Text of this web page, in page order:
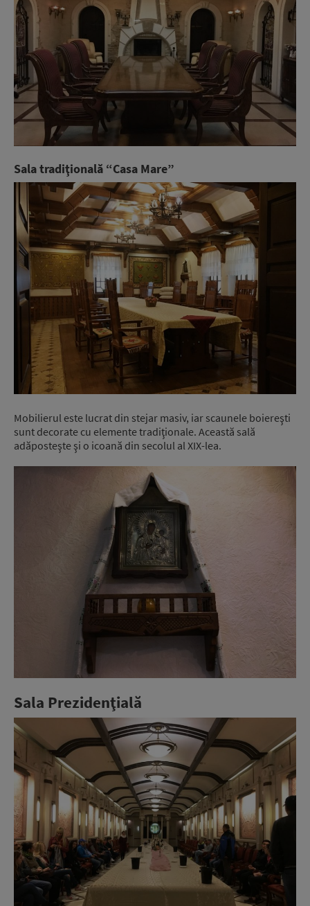
Sala tradiţională “Casa Mare”
Mobilierul este lucrat din stejar masiv, iar scaunele boiereşti
sunt decorate cu elemente tradiţionale. Această sală
adăposteşte şi o icoană din secolul al XIX-lea.
Sala Prezidenţială